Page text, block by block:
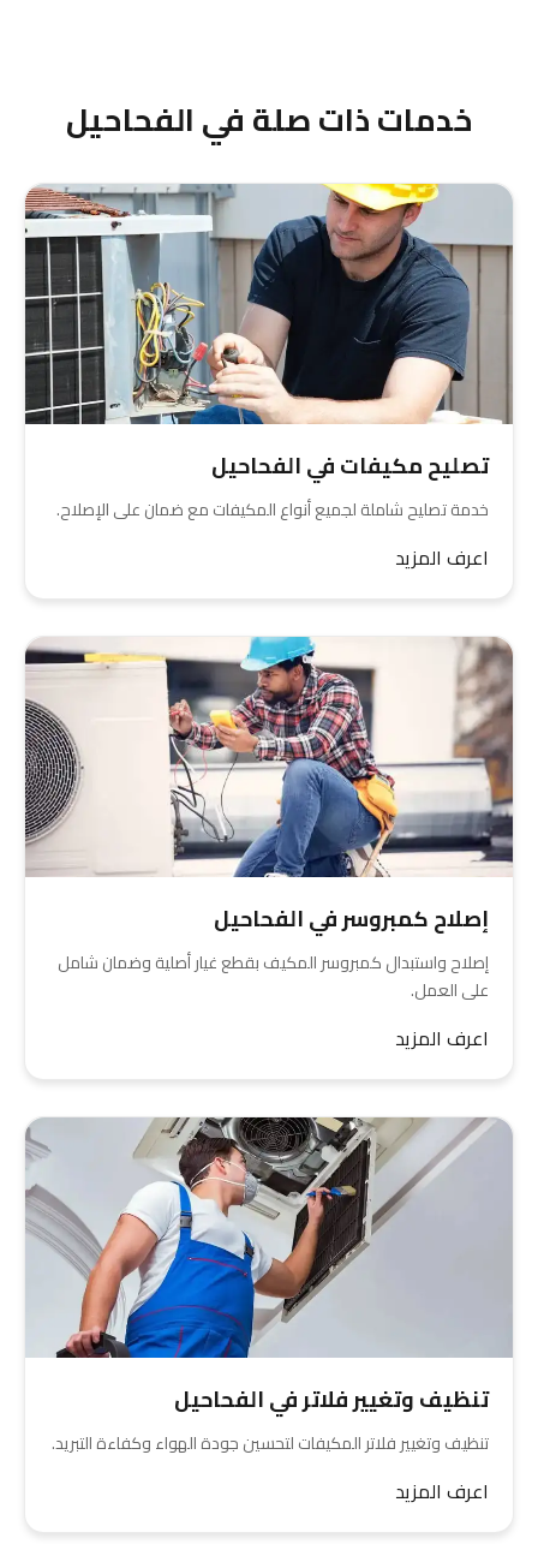
خدمات ذات صلة في الفحاحيل
تصليح مكيفات في الفحاحيل
خدمة تصليح شاملة لجميع أنواع المكيفات مع ضمان على الإصلاح.
اعرف المزيد
إصلاح كمبروسر في الفحاحيل
إصلاح واستبدال كمبروسر المكيف بقطع غيار أصلية وضمان شامل
على العمل.
اعرف المزيد
تنظيف وتغيير فلاتر في الفحاحيل
تنظيف وتغيير فلاتر المكيفات لتحسين جودة الهواء وكفاءة التبريد.
اعرف المزيد